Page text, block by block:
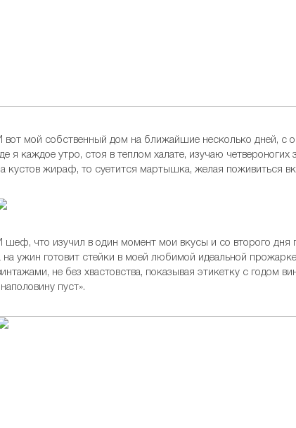
вот мой собственный дом на ближайшие несколько дней, с
я каждое утро, стоя в теплом халате, изучаю
кустов жираф, то суетится мартышка, желая поживиться
шеф, что изучил в один момент мои вкусы и со второго дня
на ужин готовит стейки в моей любимой идеальной
не без хвастовства, показывая этикетку с годом
пуст».